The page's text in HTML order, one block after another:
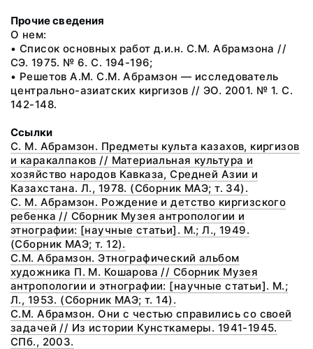
Прочие сведения
О нем:
• Список основных работ д.и.н. С.М. Абрамзона //
СЭ. 1975. № 6. С. 194-196;
• Решетов А.М. С.М. Абрамзон — исследователь
центрально-азиатских киргизов // ЭО. 2001. № 1. С.
142-148.
Ссылки
С. М. Абрамзон. Предметы культа казахов, киргизов
и каракалпаков // Материальная культура и
хозяйство народов Кавказа, Средней Азии и
Казахстана. Л., 1978. (Сборник МАЭ; т. 34).
С. М. Абрамзон. Рождение и детство киргизского
ребенка // Сборник Музея антропологии и
этнографии: [научные статьи]. М.; Л., 1949.
(Сборник МАЭ; т. 12).
C.М. Абрамзон. Этнографический альбом
художника П. М. Кошарова // Сборник Музея
антропологии и этнографии: [научные статьи]. М.;
Л., 1953. (Сборник МАЭ; т. 14).
С.М. Абрамзон. Они с честью справились со своей
задачей // Из истории Кунсткамеры. 1941-1945.
СПб., 2003.